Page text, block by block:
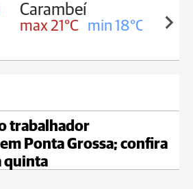
Carambeí
max 21°C min 18°C
trabalhador
Ponta Grossa; confira
quinta